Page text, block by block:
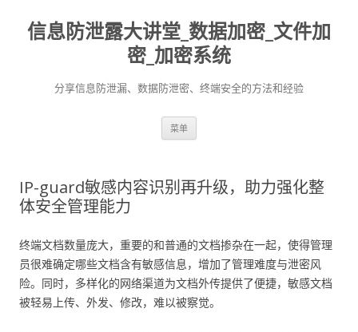
信息防泄露大讲堂_数据加密_文件加
密_加密系统
分享信息防泄漏、数据防泄密、终端安全的方法和经验
菜单
IP-guard敏感内容识别再升级，助力强化整
体安全管理能力
终端文档数量庞大，重要的和普通的文档掺杂在一起，使得管理
员很难确定哪些文档含有敏感信息，增加了管理难度与泄密风
险。同时，多样化的网络渠道为文档外传提供了便捷，敏感文档
被轻易上传、外发、修改，难以被察觉。